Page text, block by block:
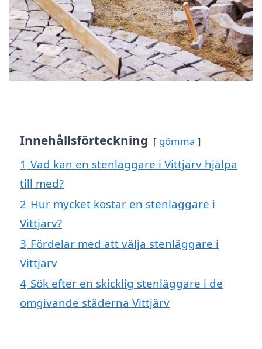
Innehållsförteckning gömma
1 Vad kan en stenläggare i Vittjärv hjälpa
till med?
2 Hur mycket kostar en stenläggare i
Vittjärv?
3 Fördelar med att välja stenläggare i
Vittjärv
4 Sök efter en skicklig stenläggare i de
omgivande städerna Vittjärv